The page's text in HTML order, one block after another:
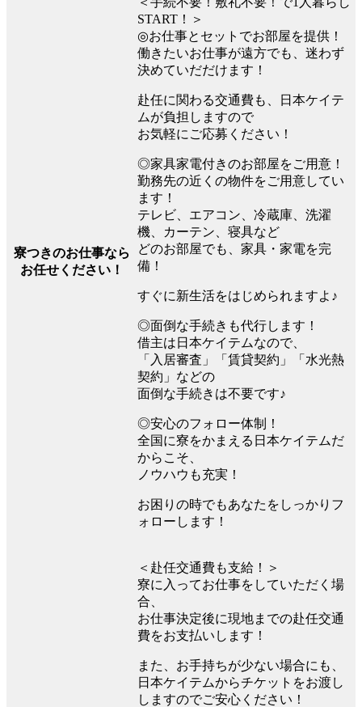
寮つきのお仕事なら
お任せください！
START！＞
◎お仕事とセットでお部屋を提供！
働きたいお仕事が遠方でも、迷わず
決めていだだけます！
赴任に関わる交通費も、日本ケイテ
ムが負担しますので
お気軽にご応募ください！
◎家具家電付きのお部屋をご用意！
勤務先の近くの物件をご用意してい
ます！
テレビ、エアコン、冷蔵庫、洗濯
機、カーテン、寝具など
どのお部屋でも、家具・家電を完
備！
すぐに新生活をはじめられますよ♪
◎面倒な手続きも代行します！
借主は日本ケイテムなので、
「入居審査」「賃貸契約」「水光熱
契約」などの
面倒な手続きは不要です♪
◎安心のフォロー体制！
全国に寮をかまえる日本ケイテムだ
からこそ、
ノウハウも充実！
お困りの時でもあなたをしっかりフ
ォローします！
＜赴任交通費も支給！＞
寮に入ってお仕事をしていただく場
合、
お仕事決定後に現地までの赴任交通
費をお支払いします！
また、お手持ちが少ない場合にも、
日本ケイテムからチケットをお渡し
しますのでご安心ください！